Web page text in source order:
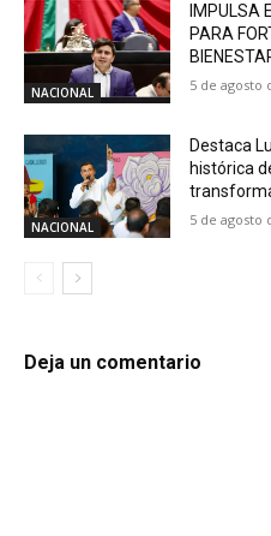
NACIONAL
IMPULSA
PARA
5 de agosto
NACIONAL
Destaca
histórica
5 de agosto
Deja un comentario